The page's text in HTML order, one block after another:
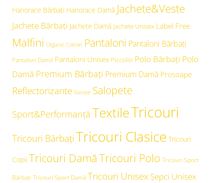
Hanorace Bărbați Hanorace Damă Jachete&Veste
Jachete Bărbați Jachete Damă Jachete Unisex Label Free
Malfini Organic Cotton Pantaloni Pantaloni Bărbați
Pantaloni Damă Pantaloni Unisex Piccolio Polo Bărbați Polo
Damă Premium Bărbați Premium Damă Prosoape
Reflectorizante Sacoșe Salopete
Sport&Performanță TextileTricouri
Tricouri BărbațiTricouri Clasice Tricouri
Copii Tricouri Damă Tricouri Polo Tricouri Sport
Bărbați Tricouri Sport Damă Tricouri Unisex Şepci Unisex